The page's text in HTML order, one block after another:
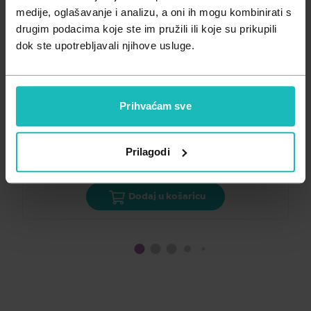
medije, oglašavanje i analizu, a oni ih mogu kombinirati s
drugim podacima koje ste im pružili ili koje su prikupili
dok ste upotrebljavali njihove usluge.
Prihvaćam sve
Prilagodi
Zdravlje muškarca
Zdravlje žene
Minerali
Probiotici i prebiotici
KOZMETIKA ZA BEBE
Trudi Hidratantna krema s propolisom i nevenom
100ml
13,15€
Unesi kodSUMMER25za 25% popusta
Dodaj u košaricu